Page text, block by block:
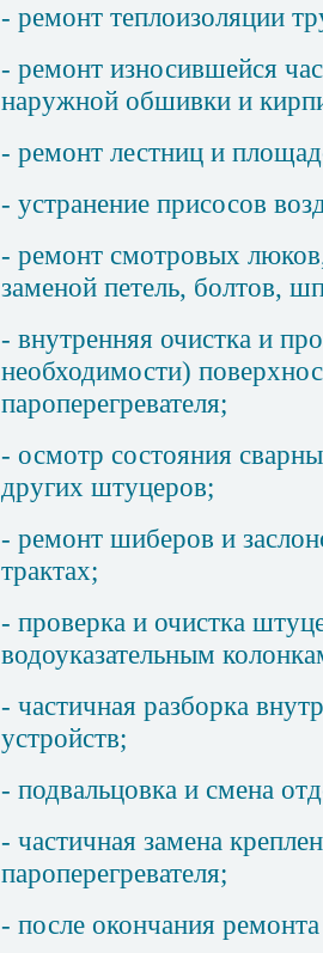
- ремонт теплоизоляции
- ремонт износившейся
наружной обшивки и
- ремонт лестниц и
- устранение присосов
- ремонт смотровых
заменой петель, болтов,
- внутренняя очистка и
необходимости)
пароперегревателя;
- осмотр состояния
других штуцеров;
- ремонт шиберов и
трактах;
- проверка и очистка
водоуказательным
- частичная разборка
устройств;
- подвальцовка и смена
- частичная замена
пароперегревателя;
- после окончания